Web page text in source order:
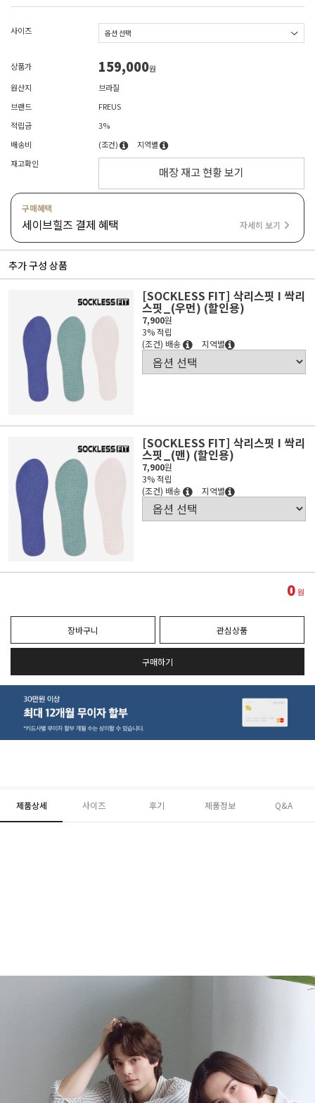
사이즈
상품가 159,000원
원산지
브라질
브랜드
FREUS
적립금
3%
배송비
(조건)
지역별
재고확인
매장 재고 현황 보기
구매혜택
세이브힐즈 결제 혜택 자세히 보기
추가 구성 상품
[SOCKLESS FIT] 삭리스핏 I 싹리
스핏_(우먼) (할인용)
7,900원
3% 적립
(조건) 배송
지역별
[SOCKLESS FIT] 삭리스핏 I 싹리
스핏_(맨) (할인용)
7,900원
3% 적립
(조건) 배송
지역별
0원
장바구니 관심상품
구매하기
제품상세 사이즈 후기 제품정보 Q&A